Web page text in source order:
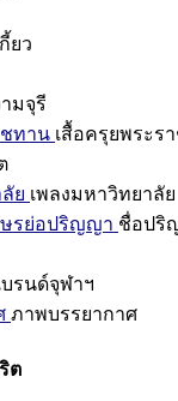
ยว
มจุรี
ชทาน เสื้อครุยพระร
ย เพลงมหาวิทยาลัย
รย่อปริญญา ชื่อปริ
รนด์จุฬาฯ
ภาพบรรยากาศ
ต